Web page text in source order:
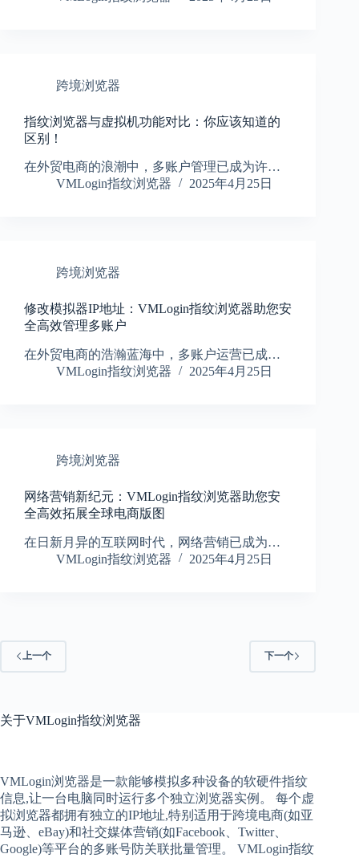
跨境浏览器
指纹浏览器与虚拟机功能对比：你应该知道的
区别！
在外贸电商的浪潮中，多账户管理已成为许…
VMLogin指纹浏览器
2025年4月25日
跨境浏览器
修改模拟器IP地址：VMLogin指纹浏览器助您安
全高效管理多账户
在外贸电商的浩瀚蓝海中，多账户运营已成…
VMLogin指纹浏览器
2025年4月25日
跨境浏览器
网络营销新纪元：VMLogin指纹浏览器助您安
全高效拓展全球电商版图
在日新月异的互联网时代，网络营销已成为…
VMLogin指纹浏览器
2025年4月25日
上一个 下一个
关于VMLogin指纹浏览器
VMLogin浏览器是一款能够模拟多种设备的软硬件指纹
信息,让一台电脑同时运行多个独立浏览器实例。 每个虚
拟浏览器都拥有独立的IP地址,特别适用于跨境电商(如亚
马逊、eBay)和社交媒体营销(如Facebook、Twitter、
Google)等平台的多账号防关联批量管理。 VMLogin指纹